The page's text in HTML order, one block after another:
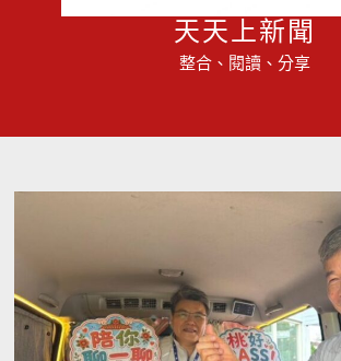
天天上新聞
整合、閱讀、分享